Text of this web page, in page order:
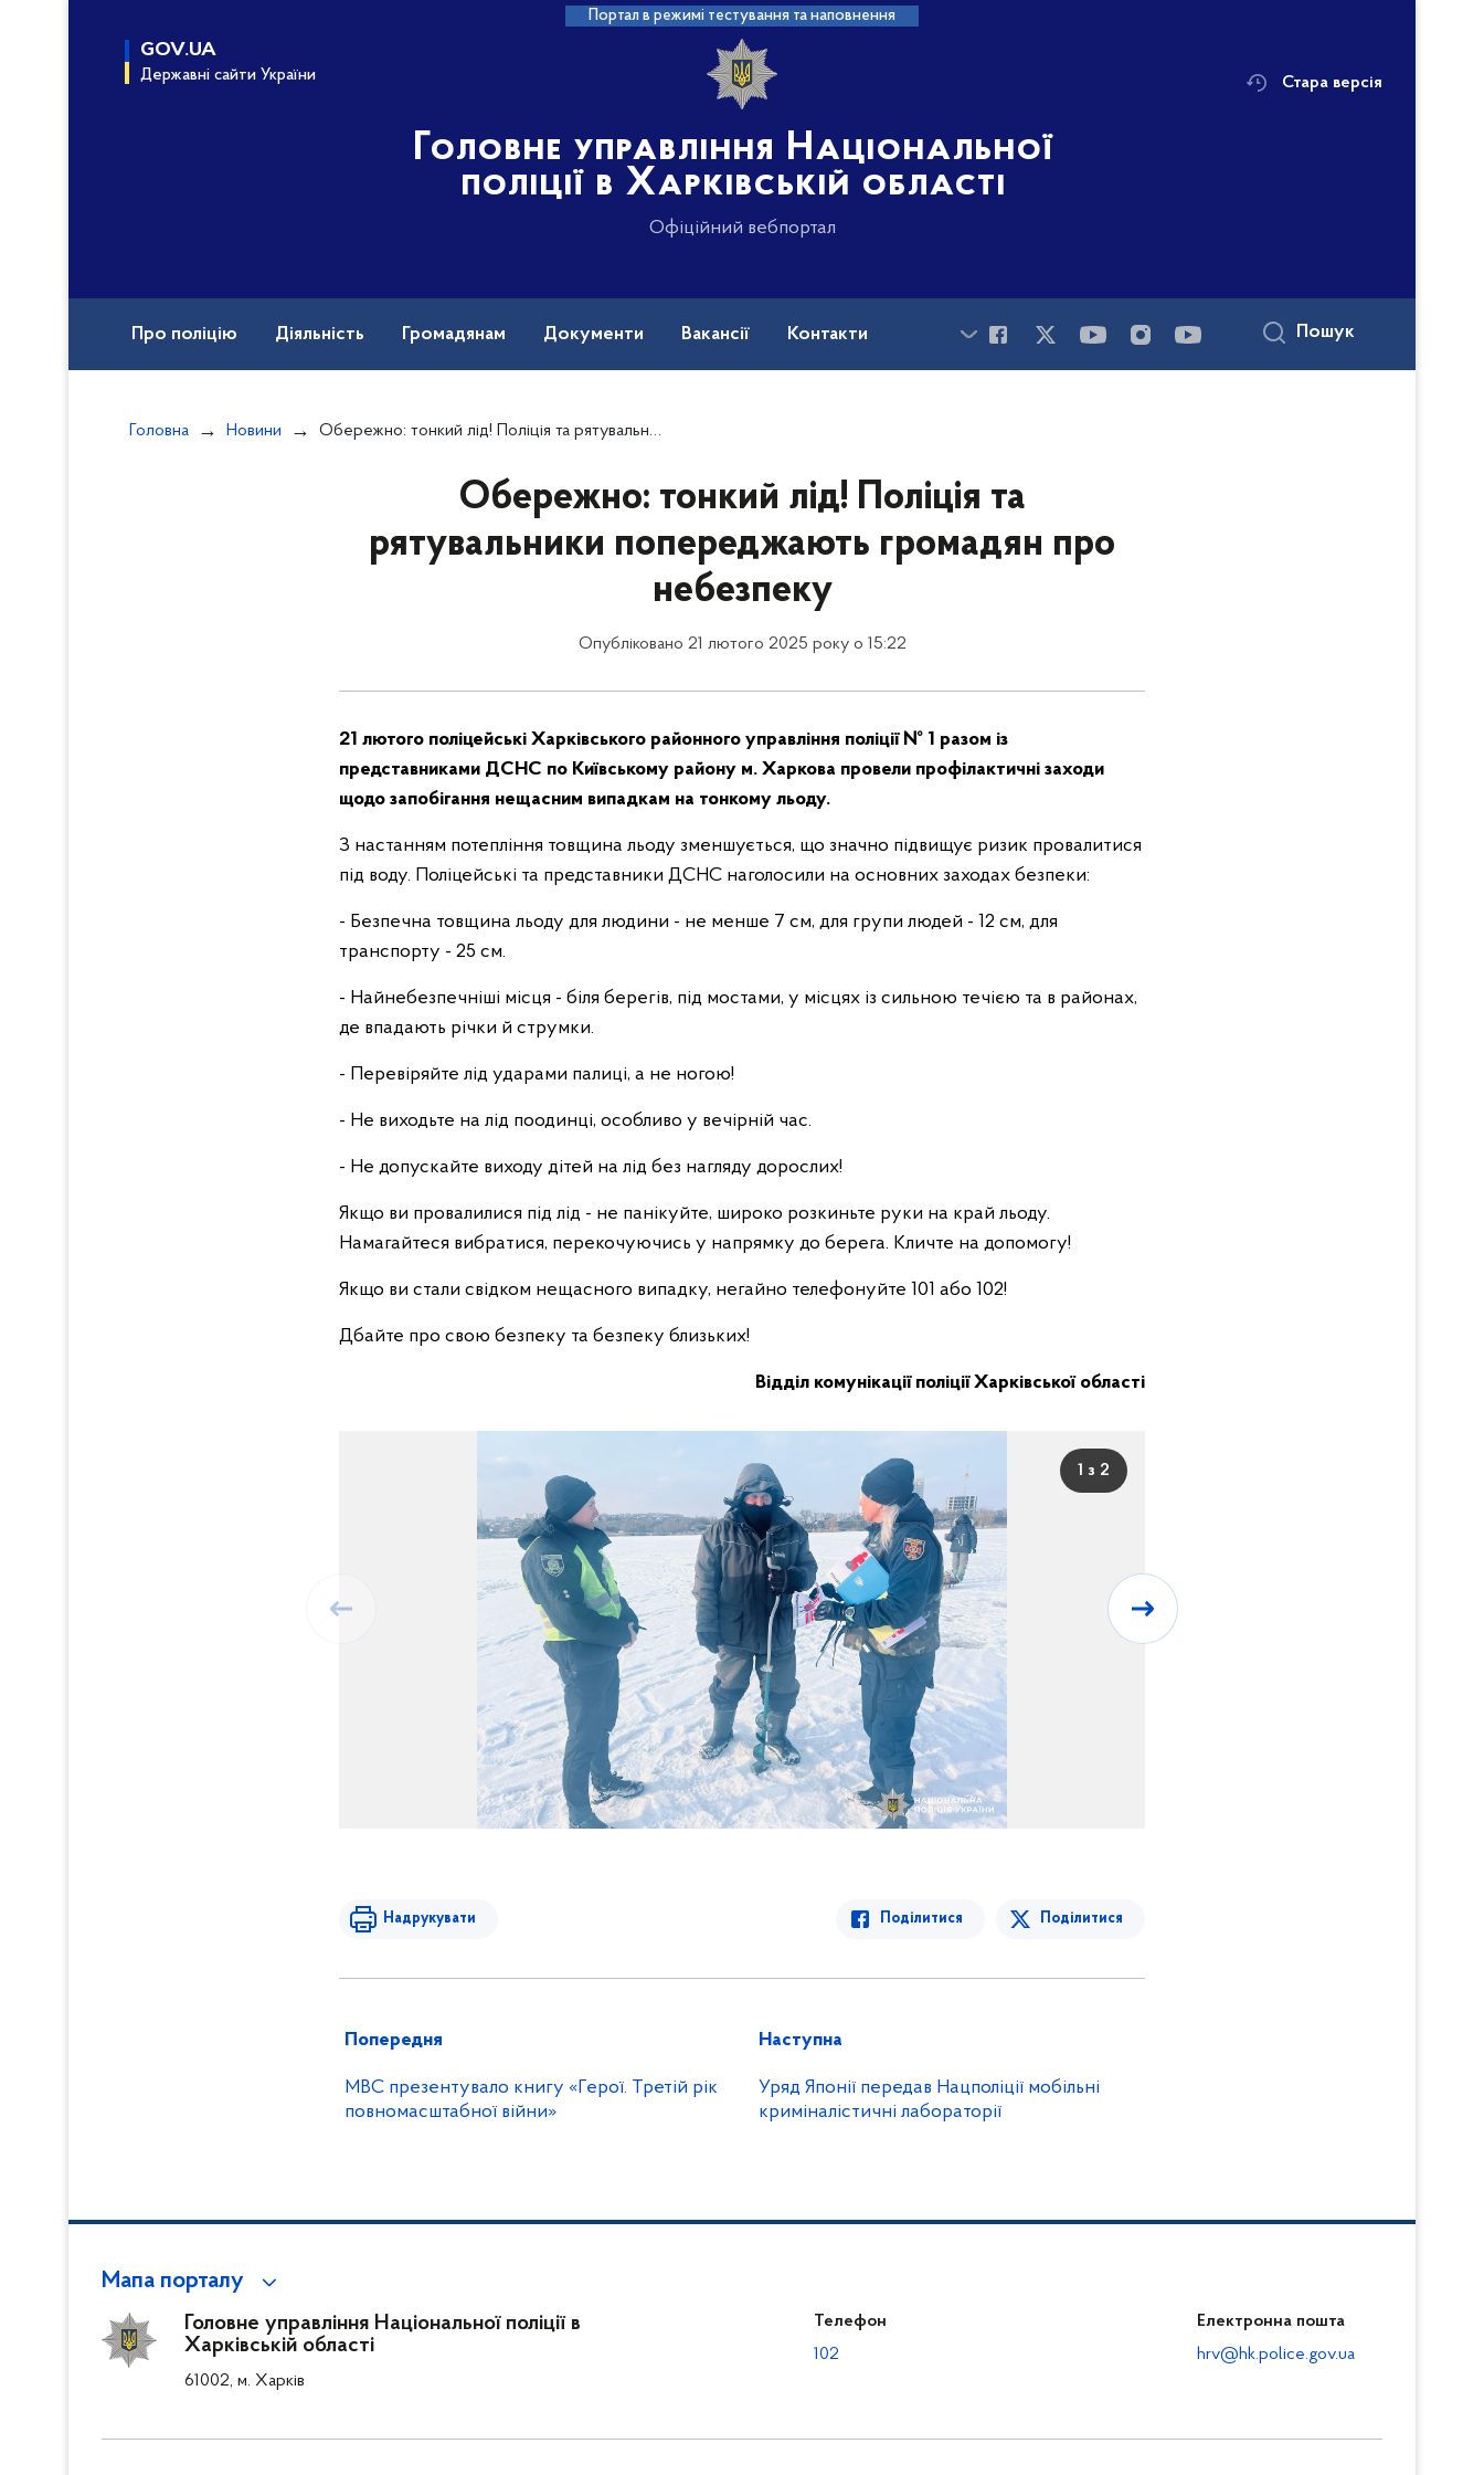
Портал в режимі тестування та наповнення
GOV.UA
Державні сайти України
Головне управління Національної
поліції в Харківській області
Офіційний вебпортал
Стара версія
Про поліцію Діяльність Громадянам Документи Вакансії Контакти Пошук
Головна Новини Обережно: тонкий лід! Поліція та рятувальники попереджають громадян про небезпеку
Обережно: тонкий лід! Поліція та
рятувальники попереджають громадян про
небезпеку
Опубліковано 21 лютого 2025 року о 15:22
21 лютого поліцейські Харківського районного управління поліції № 1 разом із
представниками ДСНС по Київському району м. Харкова провели профілактичні заходи
щодо запобігання нещасним випадкам на тонкому льоду.
З настанням потепління товщина льоду зменшується, що значно підвищує ризик провалитися
під воду. Поліцейські та представники ДСНС наголосили на основних заходах безпеки:
- Безпечна товщина льоду для людини - не менше 7 см, для групи людей - 12 см, для
транспорту - 25 см.
- Найнебезпечніші місця - біля берегів, під мостами, у місцях із сильною течією та в районах,
де впадають річки й струмки.
- Перевіряйте лід ударами палиці, а не ногою!
- Не виходьте на лід поодинці, особливо у вечірній час.
- Не допускайте виходу дітей на лід без нагляду дорослих!
Якщо ви провалилися під лід - не панікуйте, широко розкиньте руки на край льоду.
Намагайтеся вибратися, перекочуючись у напрямку до берега. Кличте на допомогу!
Якщо ви стали свідком нещасного випадку, негайно телефонуйте 101 або 102!
Дбайте про свою безпеку та безпеку близьких!
Відділ комунікації поліції Харківської області
1 з 2
Надрукувати Поділитися Поділитися
Попередня
МВС презентувало книгу «Герої. Третій рік
повномасштабної війни»
Наступна
Уряд Японії передав Нацполіції мобільні
криміналістичні лабораторії
Мапа порталу
Головне управління Національної поліції в
Харківській області
61002, м. Харків
Телефон
102
Електронна пошта
hrv@hk.police.gov.ua